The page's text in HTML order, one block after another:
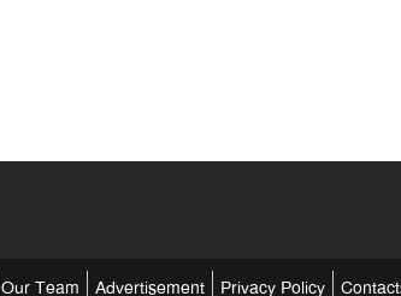
Our Team Advertisement Privacy Policy